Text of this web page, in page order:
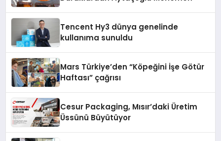
Tencent Hy3 dünya genelinde
kullanıma sunuldu
Mars Türkiye’den “Köpeğini İşe Götür
Haftası” çağrısı
Cesur Packaging, Mısır’daki Üretim
Üssünü Büyütüyor